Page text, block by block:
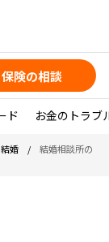
保険の相談
ド お金のトラブ
婚 / 結婚相談所の